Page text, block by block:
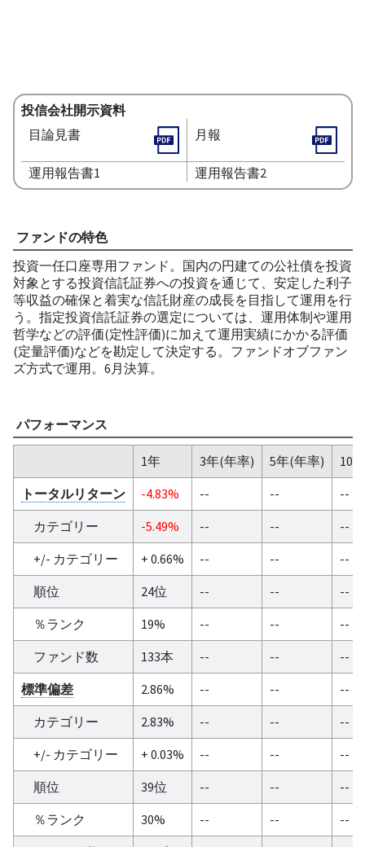
投信会社開示資料
目論見書
月報
運用報告書1 運用報告書2
ファンドの特色
投資一任口座専用ファンド。国内の円建ての公社債を投資
対象とする投資信託証券への投資を通じて、安定した利子
等収益の確保と着実な信託財産の成長を目指して運用を行
う。指定投資信託証券の選定については、運用体制や運用
哲学などの評価(定性評価)に加えて運用実績にかかる評価
(定量評価)などを勘定して決定する。ファンドオブファン
ズ方式で運用。6月決算。
パフォーマンス
1年 3年(年率) 5年(年率)
10
トータルリターン
-4.83% -- --
--
カテゴリー
-5.49% -- --
--
+/- カテゴリー
+ 0.66% -- --
--
順位
24位 -- --
--
％ランク
19% -- --
--
ファンド数
133本 -- --
--
標準偏差
2.86% -- --
--
カテゴリー
2.83% -- --
--
+/- カテゴリー
+ 0.03% -- --
--
順位
39位 -- --
--
％ランク
30% -- --
--